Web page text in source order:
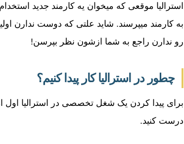
استرالیا موقعی که میخوان یه کارمند جدید
به کارمند میپرسند. شاید علتی که دوست ندارن
رو ندارن راجع به شما ازشون نظر بپرسن!
چطور در استرالیا کار پیدا کنیم؟
برای پیدا کردن یک شغل تخصصی در استرالیا اول
درست کنید.